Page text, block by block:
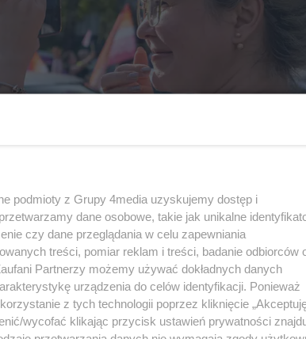
145 / 191
podmioty z Grupy 4media uzyskujemy dostęp i
dane osobowe, takie jak unikalne
czy dane przeglądania w celu zapewniania
treści, pomiar reklam i treści, badanie odbiorców
Partnerzy możemy używać dokładnych danych
urządzenia do celów identyfikacji. Ponieważ
z tych technologii poprzez kliknięcie
wycofać klikając przycisk ustawień prywatności